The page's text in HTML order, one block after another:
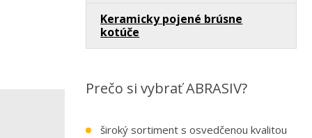
Keramicky pojené brúsne
kotúče
Prečo si vybrať ABRASIV?
široký sortiment s osvedčenou kvalitou